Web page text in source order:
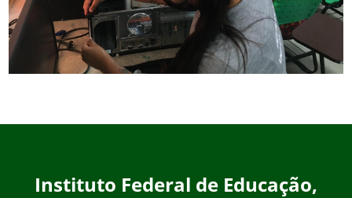
Instituto Federal de Educação,